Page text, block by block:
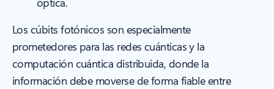
Los cúbits fotónicos son especialmente
prometedores para las redes cuánticas y la
computación cuántica distribuida, donde la
información debe moverse de forma fiable entre